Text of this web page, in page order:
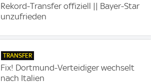
Rekord-Transfer offiziell || Bayer-Star
unzufrieden
TRANSFER
Fix! Dortmund-Verteidiger wechselt
nach Italien